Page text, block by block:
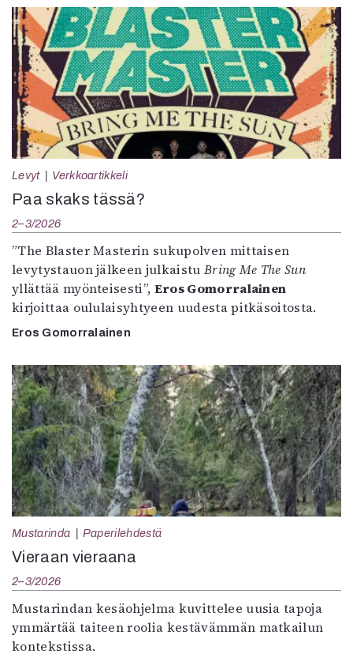
Levyt Verkkoartikkeli
Paa skaks tässä?
2–3/2026
”The Blaster Masterin sukupolven mittaisen
levytystauon jälkeen julkaistu Bring Me The Sun
yllättää myönteisesti”, Eros Gomorralainen
kirjoittaa oululaisyhtyeen uudesta pitkäsoitosta.
Eros Gomorralainen
Mustarinda Paperilehdestä
Vieraan vieraana
2–3/2026
Mustarindan kesäohjelma kuvittelee uusia tapoja
ymmärtää taiteen roolia kestävämmän matkailun
kontekstissa.